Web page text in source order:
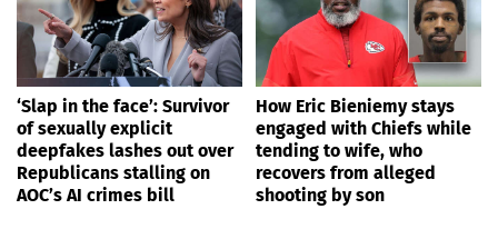
‘Slap in the face’: Survivor
of sexually explicit
deepfakes lashes out over
Republicans stalling on
AOC’s AI crimes bill
How Eric Bieniemy stays
engaged with Chiefs while
tending to wife, who
recovers from alleged
shooting by son